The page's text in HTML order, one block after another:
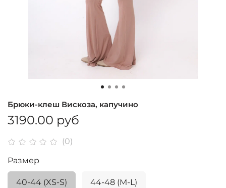
(0)
Брюки-клеш Вискоза, капучино
3190.00 руб
Размер
40-44 (XS-S) 44-48 (M-L)